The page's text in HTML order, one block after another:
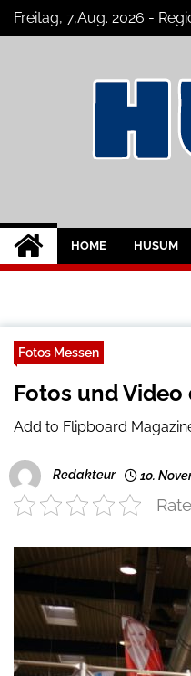
SkipFreitag, 7,Aug. 2026 -
Nachrichten und
HOME HUSUM
Fotos Messen
Fotos und Video
Add to Flipboard
Redakteur 10.